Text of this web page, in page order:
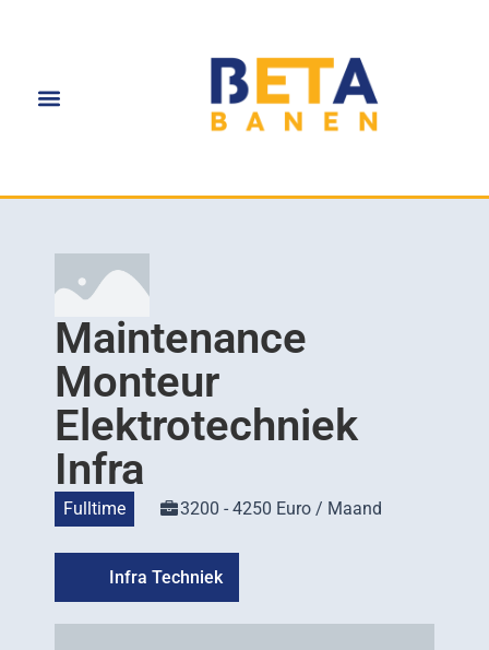
Maintenance
Monteur
Elektrotechniek
Infra
Fulltime 3200 - 4250 Euro / Maand
Infra Techniek